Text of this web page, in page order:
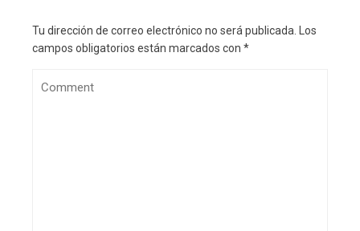
Tu dirección de correo electrónico no será publicada. Los
campos obligatorios están marcados con *